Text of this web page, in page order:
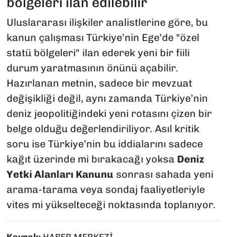
Uluslararası ilişkiler analistlerine göre, bu
kanun çalışması Türkiye’nin Ege’de "özel
statü bölgeleri" ilan ederek yeni bir fiili
durum yaratmasının önünü açabilir.
Hazırlanan metnin, sadece bir mevzuat
değişikliği değil, aynı zamanda Türkiye’nin
deniz jeopolitiğindeki yeni rotasını çizen bir
belge olduğu değerlendiriliyor. Asıl kritik
soru ise Türkiye’nin bu iddialarını sadece
kağıt üzerinde mi bırakacağı yoksa Deniz
Yetki Alanları Kanunu sonrası sahada yeni
arama-tarama veya sondaj faaliyetleriyle
vites mi yükselteceği noktasında toplanıyor.